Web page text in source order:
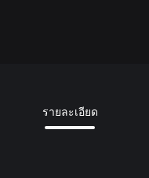
รายละเอียด